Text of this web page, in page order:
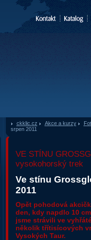
ckklic.cz Akce a kurzy»
srpen 2011
VE STÍNU
vysokohorský trek
Ve stínu
2011
Opět pohodová
den, kdy napdlo 10
jsme strávili ve
několik třítisícových
Vysokých Taur.